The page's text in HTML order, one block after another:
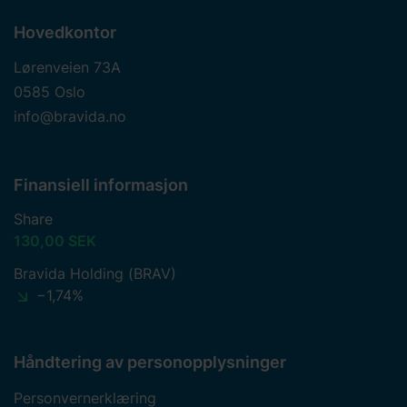
Hovedkontor
Lørenveien 73A
0585 Oslo
info@bravida.no
Finansiell informasjon
Share
130,00 SEK
Bravida Holding (BRAV)
−1,74%
Håndtering av personopplysninger
Personvernerklæring